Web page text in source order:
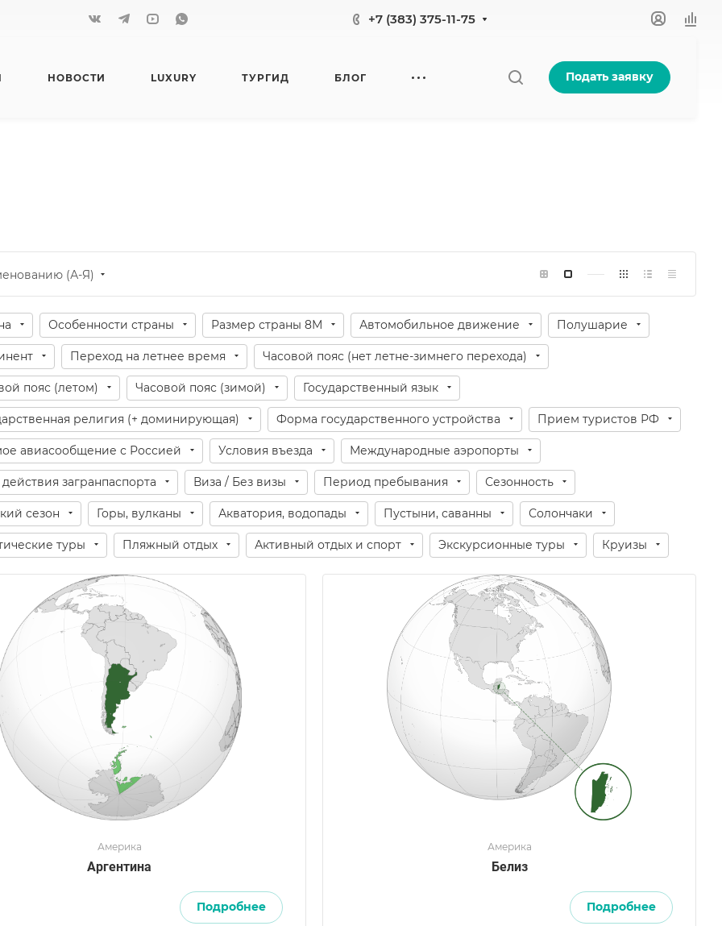
+7 (383) 375-11-75
НОВОСТИ LUXURY ТУРГИД БЛОГ Подать заявку
(А-Я)
Особенности страны Размер страны 8М Автомобильное движение Полушарие
Переход на летнее время Часовой пояс (нет летне-зимнего перехода)
пояс (летом) Часовой пояс (зимой) Государственный язык
религия (+ доминирующая) Форма государственного устройства Прием туристов РФ
авиасообщение с Россией Условия въезда Международные аэропорты
загранпаспорта Виза / Без визы Период пребывания Сезонность
сезон Горы, вулканы Акватория, водопады Пустыни, саванны Солончаки
туры Пляжный отдых Активный отдых и спорт Экскурсионные туры Круизы
Америка
Аргентина
Подробнее
Америка
Белиз
Подробнее